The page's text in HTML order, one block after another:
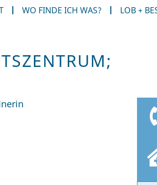
WO FINDE ICH WAS? LOB +